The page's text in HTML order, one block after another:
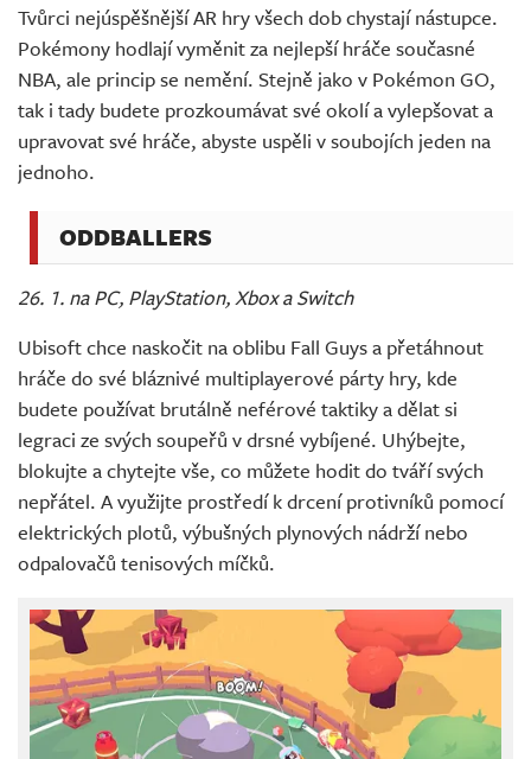
Tvůrci nejúspěšnější AR hry všech dob chystají nástupce.
Pokémony hodlají vyměnit za nejlepší hráče současné
NBA, ale princip se nemění. Stejně jako v Pokémon GO,
tak i tady budete prozkoumávat své okolí a vylepšovat a
upravovat své hráče, abyste uspěli v soubojích jeden na
jednoho.
ODDBALLERS
26. 1. na PC, PlayStation, Xbox a Switch
Ubisoft chce naskočit na oblibu Fall Guys a přetáhnout
hráče do své bláznivé multiplayerové párty hry, kde
budete používat brutálně neférové taktiky a dělat si
legraci ze svých soupeřů v drsné vybíjené. Uhýbejte,
blokujte a chytejte vše, co můžete hodit do tváří svých
nepřátel. A využijte prostředí k drcení protivníků pomocí
elektrických plotů, výbušných plynových nádrží nebo
odpalovačů tenisových míčků.